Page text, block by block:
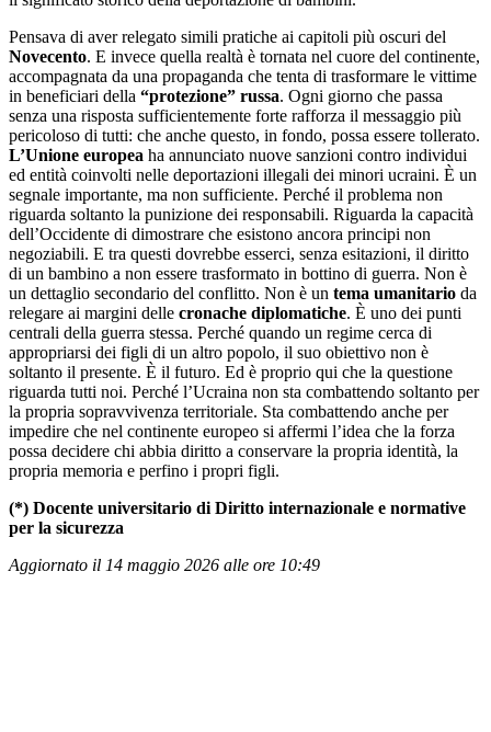
Pensava di aver relegato simili pratiche ai capitoli più oscuri del
Novecento. E invece quella realtà è tornata nel cuore del continente,
accompagnata da una propaganda che tenta di trasformare le vittime
in beneficiari della “protezione” russa. Ogni giorno che passa
senza una risposta sufficientemente forte rafforza il messaggio più
pericoloso di tutti: che anche questo, in fondo, possa essere tollerato.
L’Unione europea ha annunciato nuove sanzioni contro individui
ed entità coinvolti nelle deportazioni illegali dei minori ucraini. È un
segnale importante, ma non sufficiente. Perché il problema non
riguarda soltanto la punizione dei responsabili. Riguarda la capacità
dell’Occidente di dimostrare che esistono ancora principi non
negoziabili. E tra questi dovrebbe esserci, senza esitazioni, il diritto
di un bambino a non essere trasformato in bottino di guerra. Non è
un dettaglio secondario del conflitto. Non è un tema umanitario da
relegare ai margini delle cronache diplomatiche. È uno dei punti
centrali della guerra stessa. Perché quando un regime cerca di
appropriarsi dei figli di un altro popolo, il suo obiettivo non è
soltanto il presente. È il futuro. Ed è proprio qui che la questione
riguarda tutti noi. Perché l’Ucraina non sta combattendo soltanto per
la propria sopravvivenza territoriale. Sta combattendo anche per
impedire che nel continente europeo si affermi l’idea che la forza
possa decidere chi abbia diritto a conservare la propria identità, la
propria memoria e perfino i propri figli.
(*) Docente universitario di Diritto internazionale e normative
per la sicurezza
Aggiornato il 14 maggio 2026 alle ore 10:49